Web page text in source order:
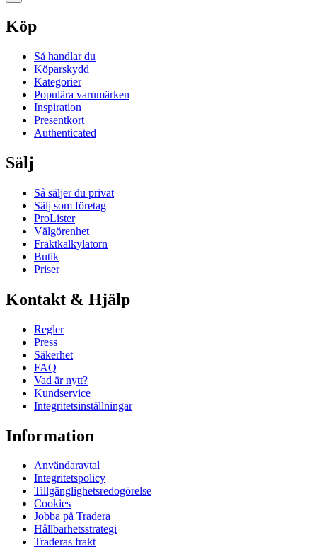
Köp
Så handlar du
Köparskydd
Kategorier
Populära varumärken
Inspiration
Presentkort
Authenticated
Sälj
Så säljer du privat
Sälj som företag
ProLister
Välgörenhet
Fraktkalkylatorn
Butik
Priser
Kontakt & Hjälp
Regler
Press
Säkerhet
FAQ
Vad är nytt?
Kundservice
Integritetsinställningar
Information
Användaravtal
Integritetspolicy
Tillgänglighetsredogörelse
Cookies
Jobba på Tradera
Hållbarhetsstrategi
Traderas frakt